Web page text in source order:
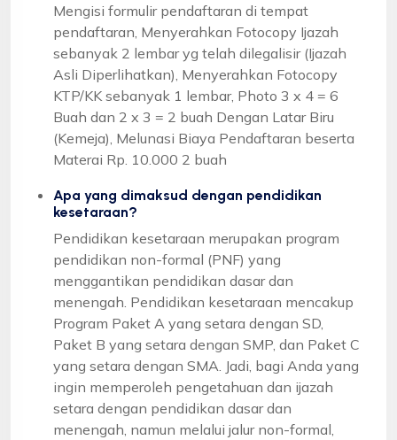
Mengisi formulir pendaftaran di tempat
pendaftaran, Menyerahkan Fotocopy Ijazah
sebanyak 2 lembar yg telah dilegalisir (Ijazah
Asli Diperlihatkan), Menyerahkan Fotocopy
KTP/KK sebanyak 1 lembar, Photo 3 x 4 = 6
Buah dan 2 x 3 = 2 buah Dengan Latar Biru
(Kemeja), Melunasi Biaya Pendaftaran beserta
Materai Rp. 10.000 2 buah
Apa yang dimaksud dengan pendidikan
kesetaraan?
Pendidikan kesetaraan merupakan program
pendidikan non-formal (PNF) yang
menggantikan pendidikan dasar dan
menengah. Pendidikan kesetaraan mencakup
Program Paket A yang setara dengan SD,
Paket B yang setara dengan SMP, dan Paket C
yang setara dengan SMA. Jadi, bagi Anda yang
ingin memperoleh pengetahuan dan ijazah
setara dengan pendidikan dasar dan
menengah, namun melalui jalur non-formal,